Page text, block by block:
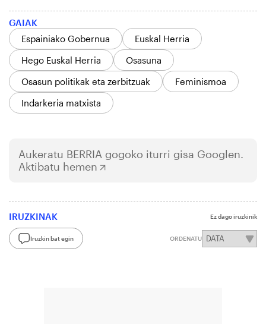
GAIAK
Espainiako Gobernua
Euskal Herria
Hego Euskal Herria
Osasuna
Osasun politikak eta zerbitzuak
Feminismoa
Indarkeria matxista
Aukeratu BERRIA gogoko iturri gisa Googlen.
Aktibatu hemen
IRUZKINAK Ez dago iruzkinik
Iruzkin bat egin ORDENATU